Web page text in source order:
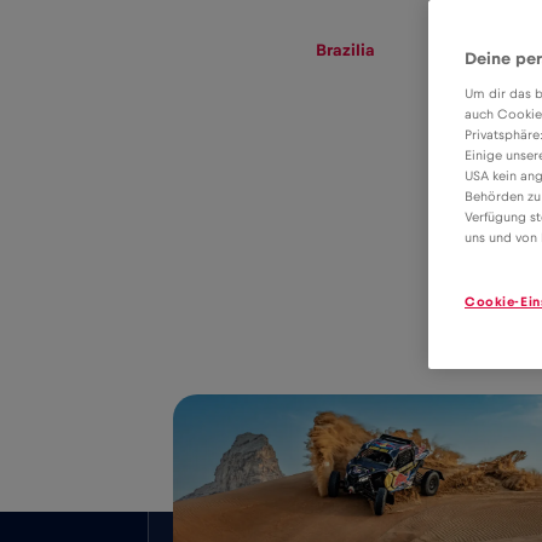
Brazilia
4€
Deine
Um dir das
auch
Einige
USA kein
Behörden
Verfügung
uns und von
Cookie-